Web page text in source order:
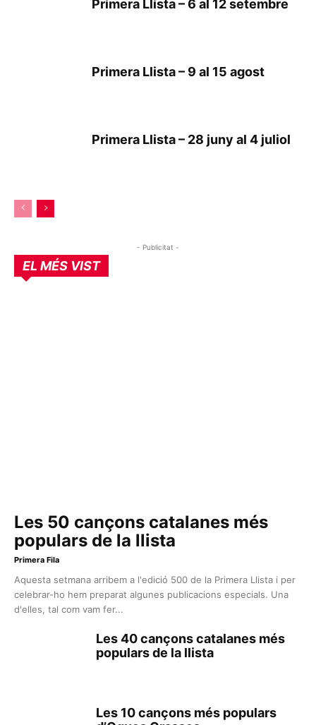
Primera Llista – 6 al 12 setembre
Primera Llista – 9 al 15 agost
Primera Llista – 28 juny al 4 juliol
- Publicitat -
EL MÉS VIST
Les 50 cançons catalanes més
populars de la llista
Primera Fila
Aquesta setmana arribem a l'edició 500 de la Primera Llista i per
celebrar-ho hem preparat algunes publicacions especials. Una
d'elles, tal com vam fer...
Les 40 cançons catalanes més
populars de la llista
Les 10 cançons més populars